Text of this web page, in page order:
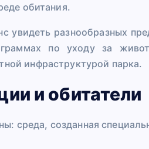
обитания.
увидеть разнообразных
по уходу за
инфраструктурой парка.
и обитатели
среда, созданная